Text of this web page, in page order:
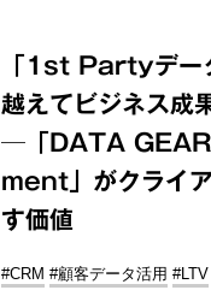
「1st Partyデー
越えてビジネス成
─「DATA
ment」がクライ
す価値
#CRM #顧客データ活用 #LTV